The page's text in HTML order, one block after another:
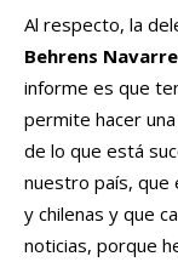
Al respecto, la
Behrens
informe es que
permite hacer
de lo que está
nuestro país, que
y chilenas y que
noticias, porque